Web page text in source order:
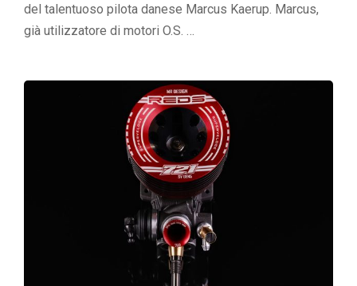
del talentuoso pilota danese Marcus Kaerup. Marcus,
già utilizzatore di motori O.S. …